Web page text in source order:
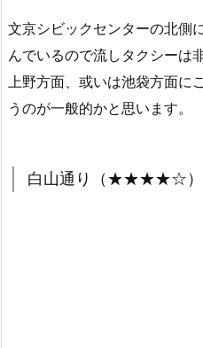
文京シビックセンターの北側
んでいるので流しタクシーは
上野方面、或いは池袋方面に
うのが一般的かと思います。
白山通り（★★★★☆）